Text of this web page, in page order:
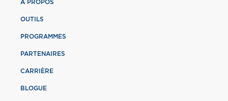
À PROPOS
OUTILS
PROGRAMMES
PARTENAIRES
CARRIÈRE
BLOGUE